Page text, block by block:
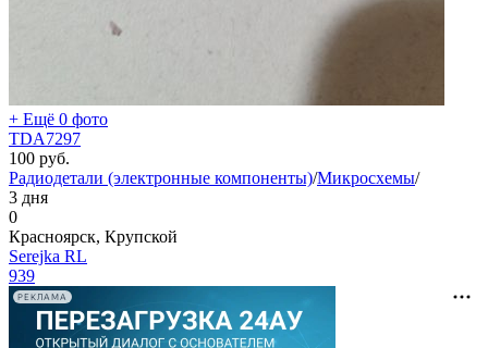
+ Ещё 0 фото
TDA7297
100 руб.
Радиодетали (электронные компоненты)/Микросхемы/
3 дня
0
Красноярск, Крупской
Serejka RL
939
РЕКЛАМА